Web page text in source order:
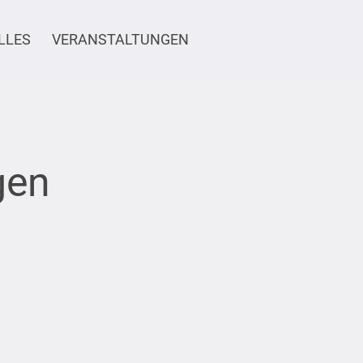
VERANSTALTUNGEN